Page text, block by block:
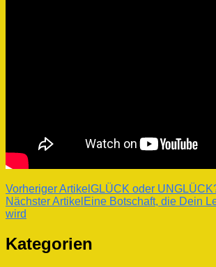
Beitragsnavigation
Vorheriger Artikel GLÜCK oder
Nächster Artikel Eine Botschaft, die Dein
wird
Kategorien